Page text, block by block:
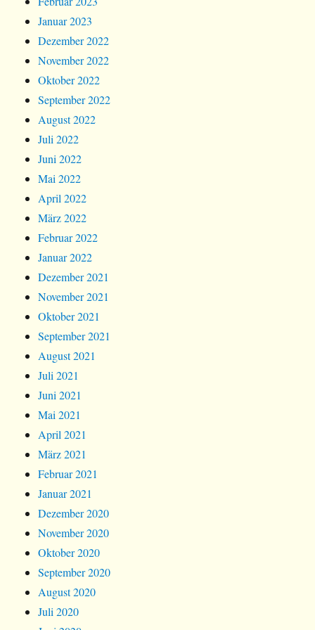
Januar 2023
Dezember 2022
November 2022
Oktober 2022
September 2022
August 2022
Juli 2022
Juni 2022
Mai 2022
April 2022
März 2022
Februar 2022
Januar 2022
Dezember 2021
November 2021
Oktober 2021
September 2021
August 2021
Juli 2021
Juni 2021
Mai 2021
April 2021
März 2021
Februar 2021
Januar 2021
Dezember 2020
November 2020
Oktober 2020
September 2020
August 2020
Juli 2020